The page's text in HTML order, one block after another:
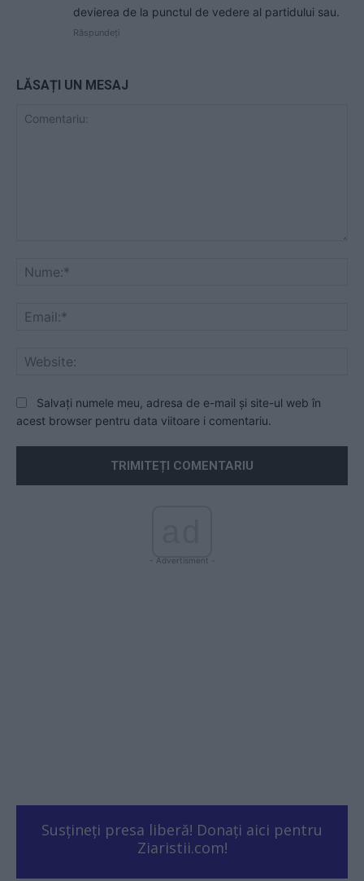
devierea de la punctul de vedere al partidului sau.
Răspundeți
LĂSAȚI UN MESAJ
Salvați numele meu, adresa de e-mail și site-ul web în
acest browser pentru data viitoare i comentariu.
- Advertisment -
Susțineți presa liberă! Donați aici pentru
Ziaristii.com!